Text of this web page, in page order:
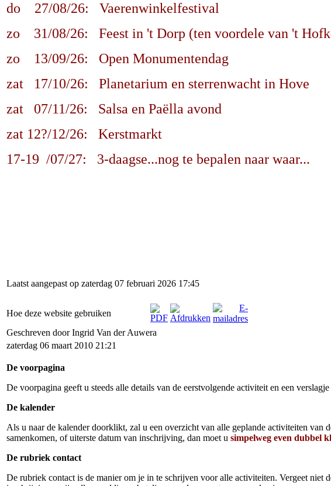
do 27/08/26: Vaerenwinkelfestival
zo 31/08/26: Feest in 't Dorp (ten voordele van 't
zo 13/09/26: Open Monumentendag
zat 17/10/26: Planetarium en sterrenwacht in Hove
zat 07/11/26: Salsa en Paëlla avond
zat 12?/12/26: Kerstmarkt
17-19 /07/27: 3-daagse...nog te bepalen naar waar...
Laatst aangepast op zaterdag 07 februari 2026 17:45
Hoe deze website gebruiken
Geschreven door Ingrid Van der Auwera
zaterdag 06 maart 2010 21:21
De voorpagina
De voorpagina geeft u steeds alle details van de eerstvolgende activiteit en een
De kalender
Als u naar de kalender doorklikt, zal u een overzicht van alle geplande activiteiten
samenkomen, of uiterste datum van inschrijving, dan moet u simpelweg even dubbel
De rubriek contact
De rubriek contact is de manier om je in te schrijven voor alle activiteiten. Vergeet niet